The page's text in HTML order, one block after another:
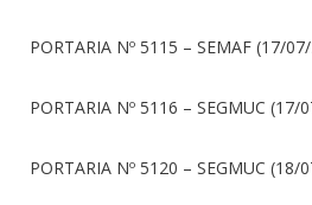
PORTARIA Nº 5115 – SEMAF (17/
PORTARIA Nº 5116 – SEGMUC (17/
PORTARIA Nº 5120 – SEGMUC (18/